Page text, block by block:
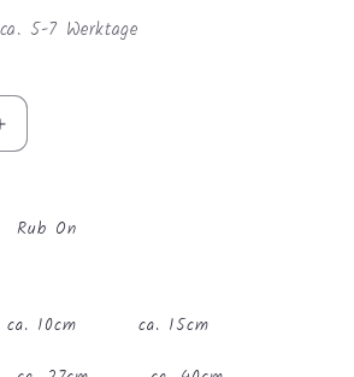
5-7 Werktage
Erhöhe
Bügelbild
#1141
Rub On
ca. 10cm
ca. 15cm